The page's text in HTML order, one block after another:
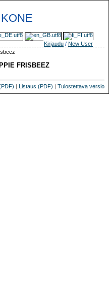
Kirjaudu / New User
FRISBEEZ
| Listaus (PDF) | Tulostettava versio